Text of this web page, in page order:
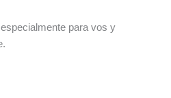
para vos y